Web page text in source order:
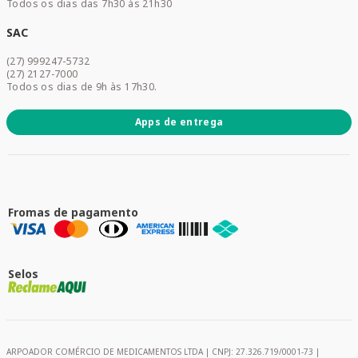
Dermocosméticos
Promoções
Todos os dias das 7h30 às 21h30
SAC
(27) 999247-5732
(27) 2127-7000
Todos os dias de 9h às 17h30.
Apps de entrega
Fromas de pagamento
Selos
ARPOADOR COMÉRCIO DE MEDICAMENTOS LTDA | CNPJ: 27.326.719/0001-73 |